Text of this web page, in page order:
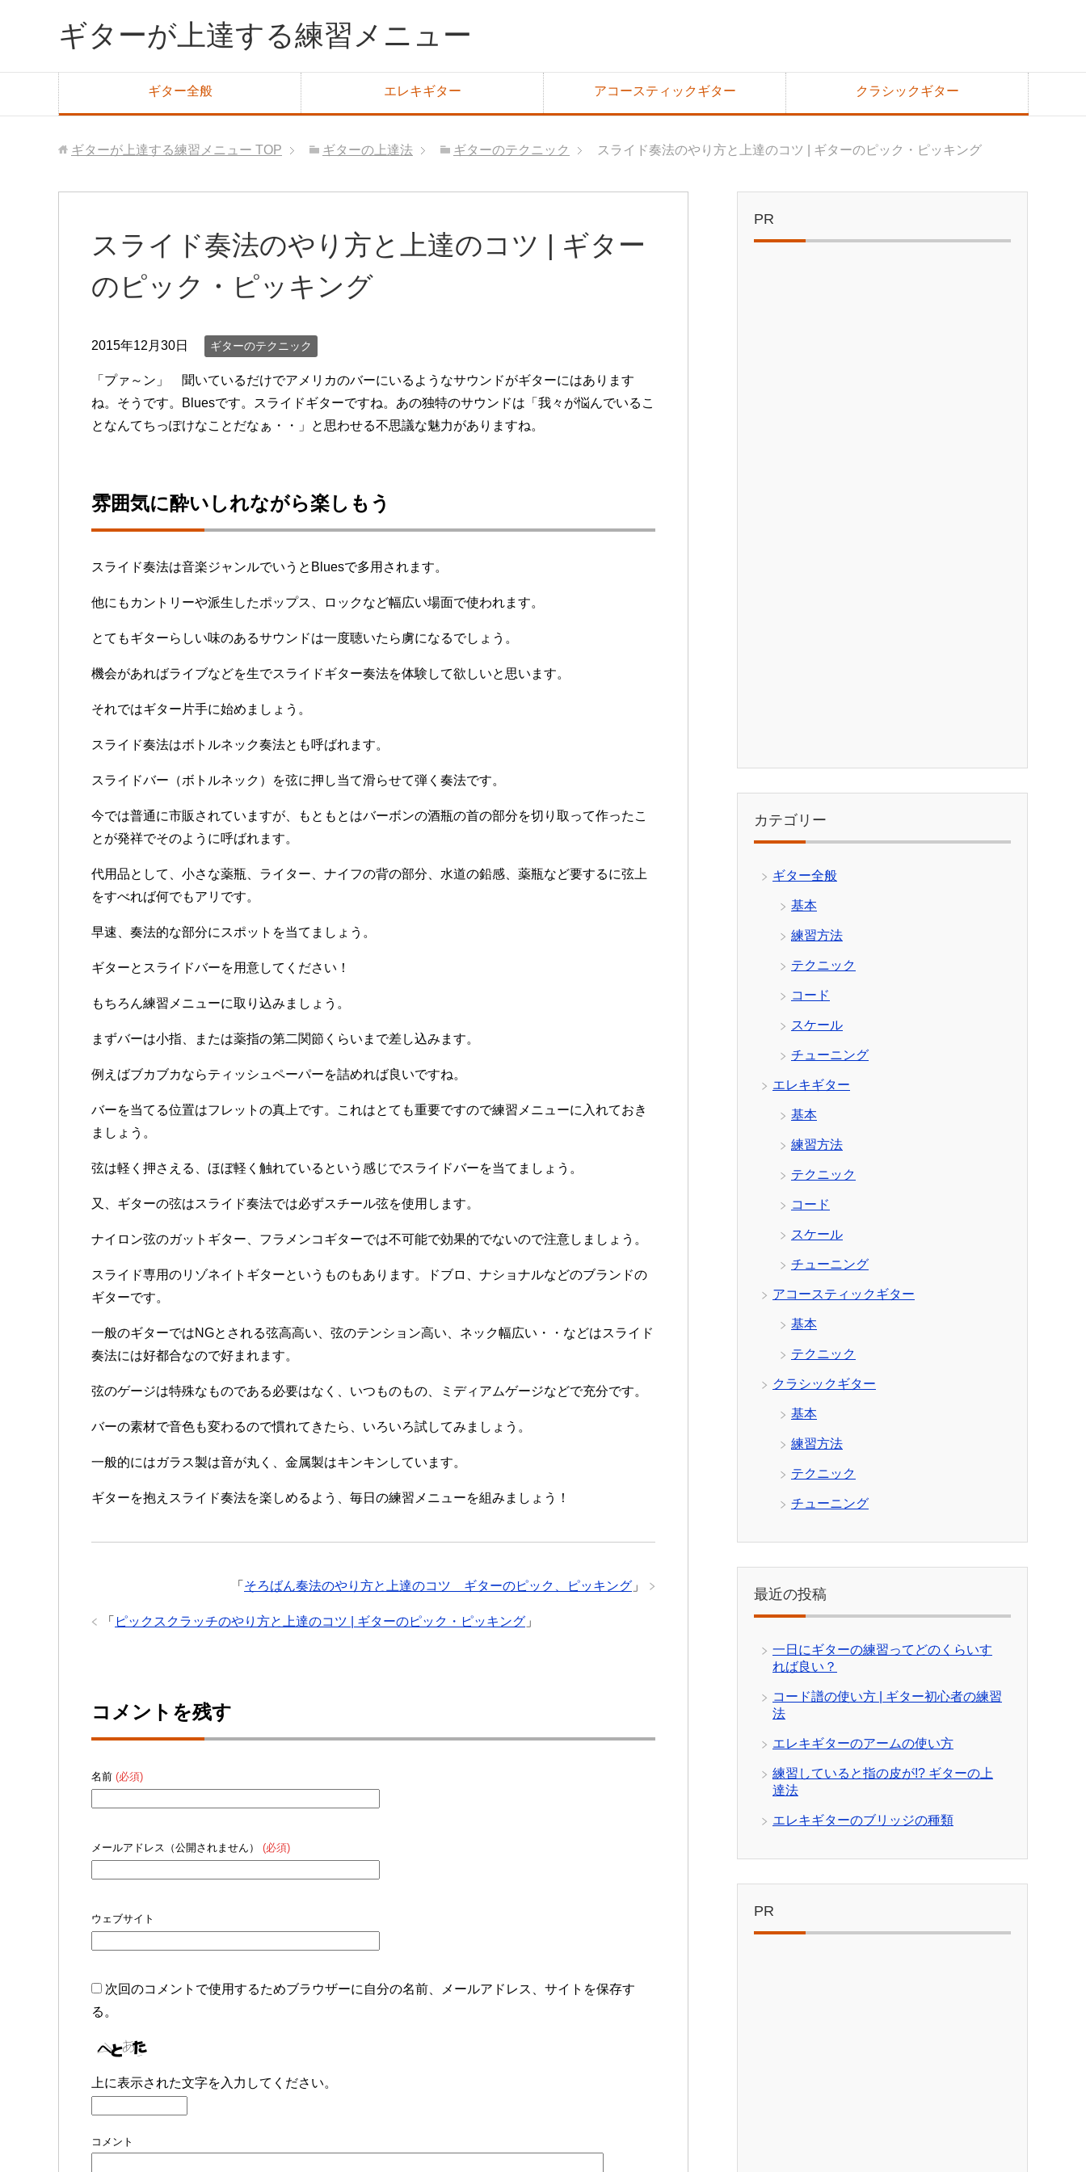
ギターが上達する練習メニュー
ギター全般 エレキギター アコースティックギター クラシックギター
ギターが上達する練習メニュー TOP ギターの上達法 ギターのテクニック スライド奏法のやり方と上達のコツ | ギターのピック・ピッキング
スライド奏法のやり方と上達のコツ | ギター
のピック・ピッキング
2015年12月30日 ギターのテクニック
「プァ～ン」 聞いているだけでアメリカのバーにいるようなサウンドがギターにはあります
ね。そうです。Bluesです。スライドギターですね。あの独特のサウンドは「我々が悩んでいるこ
となんてちっぽけなことだなぁ・・」と思わせる不思議な魅力がありますね。
雰囲気に酔いしれながら楽しもう
スライド奏法は音楽ジャンルでいうとBluesで多用されます。
他にもカントリーや派生したポップス、ロックなど幅広い場面で使われます。
とてもギターらしい味のあるサウンドは一度聴いたら虜になるでしょう。
機会があればライブなどを生でスライドギター奏法を体験して欲しいと思います。
それではギター片手に始めましょう。
スライド奏法はボトルネック奏法とも呼ばれます。
スライドバー（ボトルネック）を弦に押し当て滑らせて弾く奏法です。
今では普通に市販されていますが、もともとはバーボンの酒瓶の首の部分を切り取って作ったこ
とが発祥でそのように呼ばれます。
代用品として、小さな薬瓶、ライター、ナイフの背の部分、水道の鉛感、薬瓶など要するに弦上
をすべれば何でもアリです。
早速、奏法的な部分にスポットを当てましょう。
ギターとスライドバーを用意してください！
もちろん練習メニューに取り込みましょう。
まずバーは小指、または薬指の第二関節くらいまで差し込みます。
例えばブカブカならティッシュペーパーを詰めれば良いですね。
バーを当てる位置はフレットの真上です。これはとても重要ですので練習メニューに入れておき
ましょう。
弦は軽く押さえる、ほぼ軽く触れているという感じでスライドバーを当てましょう。
又、ギターの弦はスライド奏法では必ずスチール弦を使用します。
ナイロン弦のガットギター、フラメンコギターでは不可能で効果的でないので注意しましょう。
スライド専用のリゾネイトギターというものもあります。ドブロ、ナショナルなどのブランドの
ギターです。
一般のギターではNGとされる弦高高い、弦のテンション高い、ネック幅広い・・などはスライド
奏法には好都合なので好まれます。
弦のゲージは特殊なものである必要はなく、いつものもの、ミディアムゲージなどで充分です。
バーの素材で音色も変わるので慣れてきたら、いろいろ試してみましょう。
一般的にはガラス製は音が丸く、金属製はキンキンしています。
ギターを抱えスライド奏法を楽しめるよう、毎日の練習メニューを組みましょう！
「 そろばん奏法のやり方と上達のコツ ギターのピック、ピッキング 」
「 ピックスクラッチのやり方と上達のコツ | ギターのピック・ピッキング 」
コメントを残す
名前 (必須)
メールアドレス（公開されません） (必須)
ウェブサイト
次回のコメントで使用するためブラウザーに自分の名前、メールアドレス、サイトを保存す
る。
上に表示された文字を入力してください。
コメント
PR
カテゴリー
ギター全般
基本
練習方法
テクニック
コード
スケール
チューニング
エレキギター
基本
練習方法
テクニック
コード
スケール
チューニング
アコースティックギター
基本
テクニック
クラシックギター
基本
練習方法
テクニック
チューニング
最近の投稿
一日にギターの練習ってどのくらいす
れば良い？
コード譜の使い方 | ギター初心者の練習
法
エレキギターのアームの使い方
練習していると指の皮が!? ギターの上
達法
エレキギターのブリッジの種類
PR